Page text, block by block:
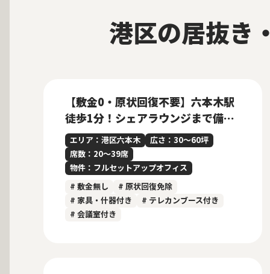
港区の居抜き
【敷金0・原状回復不要】六本木駅
徒歩1分！シェアラウンジまで備え
た設備充実のフルセットアップオフ
ィス
エリア：港区六本木
広さ：30〜60坪
席数：20〜39席
物件：フルセットアップオフィス
# 敷金無し
# 原状回復免除
# 家具・什器付き
# テレカンブース付き
# 会議室付き